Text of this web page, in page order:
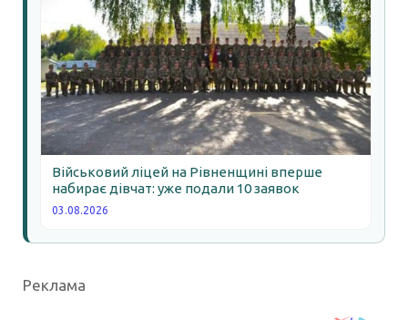
Військовий ліцей на Рівненщині вперше
набирає дівчат: уже подали 10 заявок
03.08.2026
Реклама